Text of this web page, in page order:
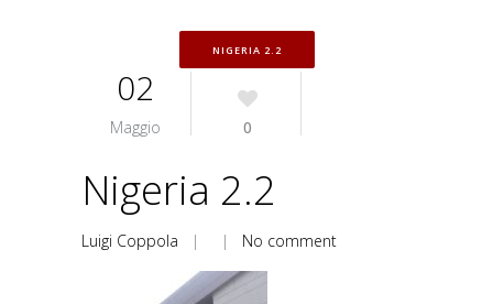
NIGERIA 2.2
02
Maggio 0
Nigeria 2.2
Luigi Coppola | | No comment